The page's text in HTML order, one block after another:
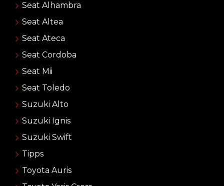
Seat Alhambra
Seat Altea
Seat Ateca
Seat Cordoba
Seat Mii
Seat Toledo
Suzuki Alto
Suzuki Ignis
Suzuki Swift
Tipps
Toyota Auris